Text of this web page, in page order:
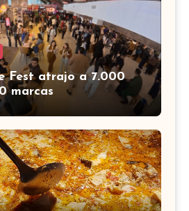
Fest atrajo a 7.000
marcas